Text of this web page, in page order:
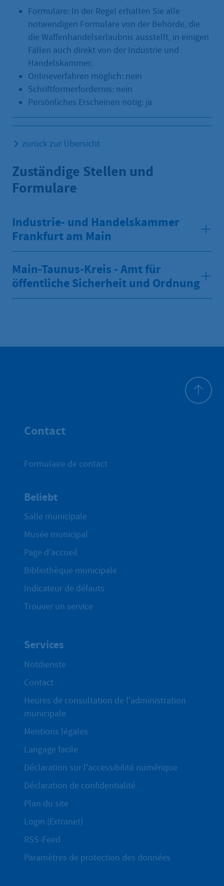
Formulare: In der Regel erhalten Sie alle
notwendigen Formulare von der Behörde, die
die Waffenhandelserlaubnis ausstellt, in einigen
Fällen auch direkt von der Industrie und
Handelskammer.
Onlineverfahren möglich: nein
Schriftformerfordernis: nein
Persönliches Erscheinen nötig: ja
zurück zur Übersicht
Zuständige Stellen und
Formulare
Industrie- und Handelskammer
Frankfurt am Main
Main-Taunus-Kreis - Amt für
öffentliche Sicherheit und Ordnung
Contact
Formulaire de contact
Beliebt
Salle municipale
Musée municipal
Page d'accueil
Bibliothèque municipale
Indicateur de défauts
Trouver un service
Services
Notdienste
Contact
Heures de consultation de l'administration
municipale
Mentions légales
Langage facile
Déclaration sur l'accessibilité numérique
Déclaration de confidentialité
Plan du site
Login (Extranet)
RSS-Feed
Paramètres de protection des données